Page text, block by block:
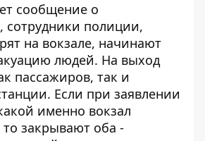
сообщение о
полиции,
на вокзале, начинают
людей. На выход
пассажиров, так и
Если при заявлении
именно вокзал
закрывают оба -